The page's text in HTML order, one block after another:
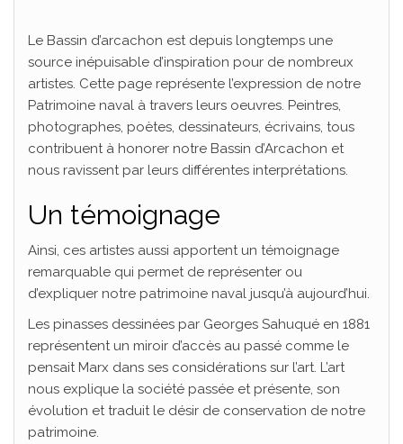
Le Bassin d’arcachon est depuis longtemps une
source inépuisable d’inspiration pour de nombreux
artistes. Cette page représente l’expression de notre
Patrimoine naval à travers leurs oeuvres. Peintres,
photographes, poètes, dessinateurs, écrivains, tous
contribuent à honorer notre Bassin d’Arcachon et
nous ravissent par leurs différentes interprétations.
Un témoignage
Ainsi, ces artistes aussi apportent un témoignage
remarquable qui permet de représenter ou
d’expliquer notre patrimoine naval jusqu’à aujourd’hui.
Les pinasses dessinées par Georges Sahuqué en 1881
représentent un miroir d’accès au passé comme le
pensait Marx dans ses considérations sur l’art. L’art
nous explique la société passée et présente, son
évolution et traduit le désir de conservation de notre
patrimoine.